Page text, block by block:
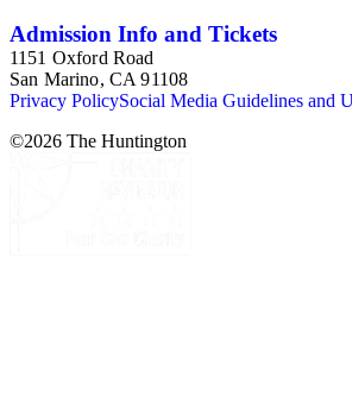
Admission Info and Tickets
1151 Oxford Road
San Marino, CA 91108
Privacy PolicySocial Media Guidelines and
©2026 The Huntington